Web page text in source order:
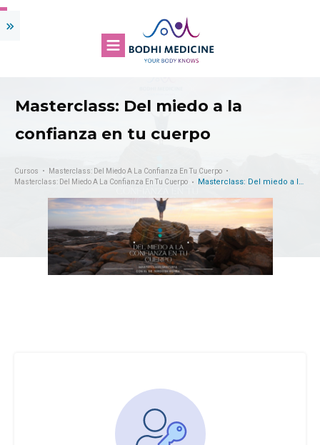
Masterclass: Del miedo a la
confianza en tu cuerpo
Cursos
Masterclass: Del Miedo A La Confianza En Tu Cuerpo
Masterclass: Del Miedo A La Confianza En Tu Cuerpo
Masterclass: Del miedo a la confianza en tu cuerpo